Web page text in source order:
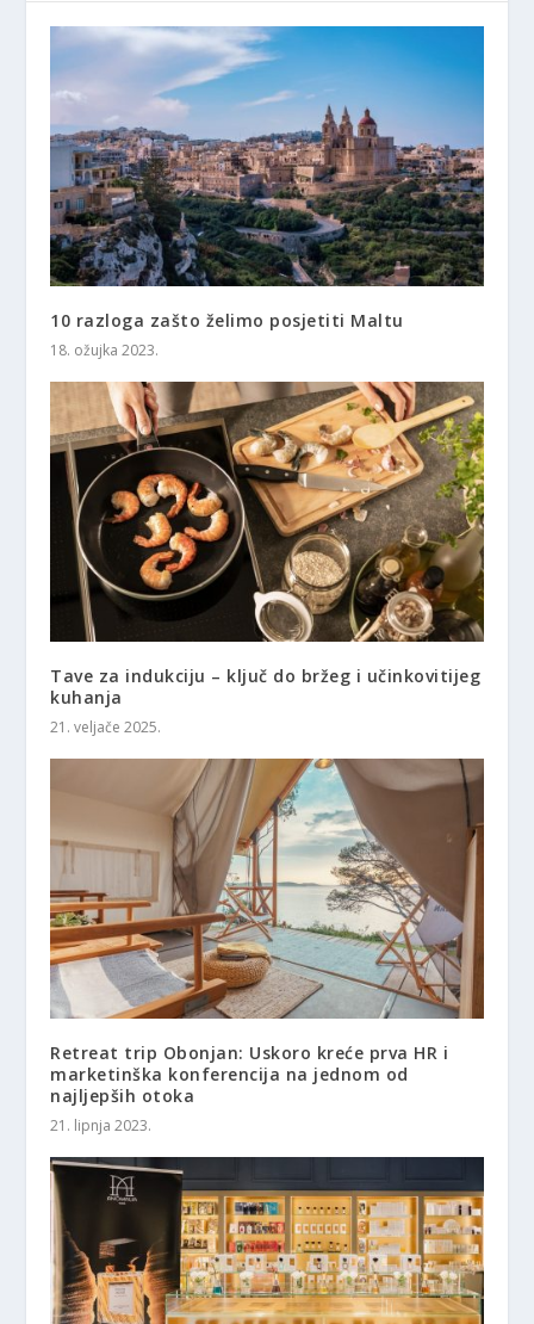
10 razloga zašto želimo posjetiti Maltu
18. ožujka 2023.
Tave za indukciju – ključ do bržeg i učinkovitijeg
kuhanja
21. veljače 2025.
Retreat trip Obonjan: Uskoro kreće prva HR i
marketinška konferencija na jednom od
najljepših otoka
21. lipnja 2023.